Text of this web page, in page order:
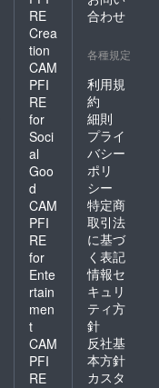
RE
Crea
tion
CAM
PFI
RE
for
Soci
al
Goo
d
CAM
PFI
RE
for
Ente
rtain
men
t
CAM
PFI
RE
合わせ
各種規定
利用規
約
細則
プライ
バシー
ポリ
シー
特定商
取引法
に基づ
く表記
情報セ
キュリ
ティ方
針
反社基
本方針
カスタ